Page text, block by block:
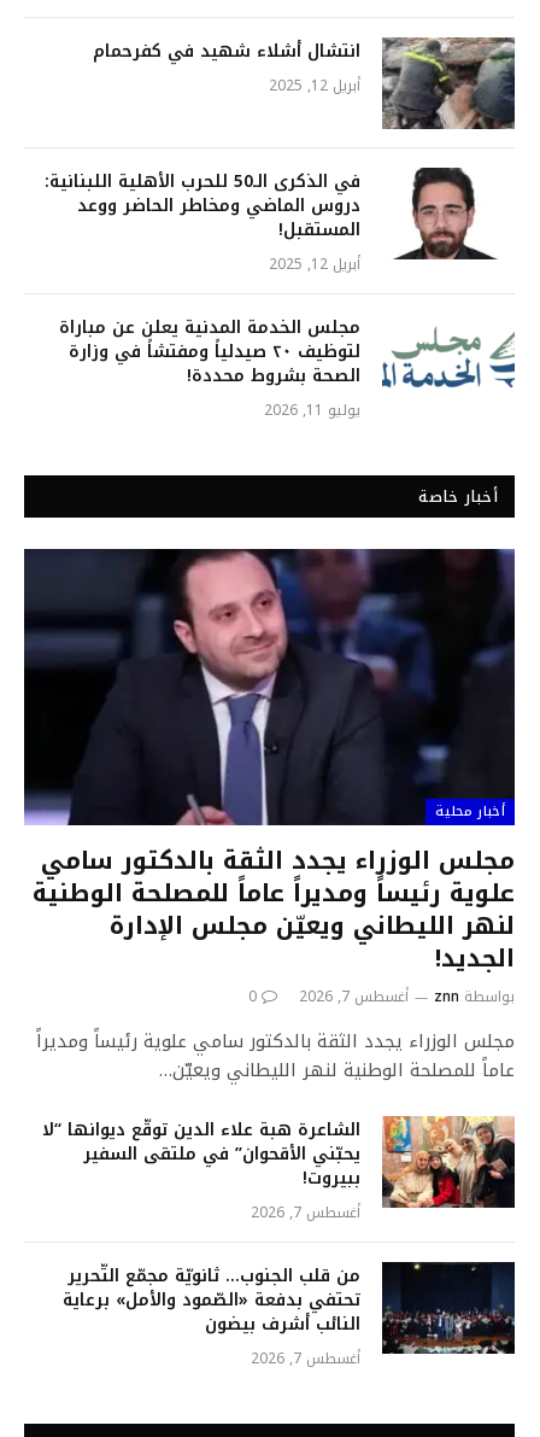
انتشال أشلاء شهيد في كفرحمام
أبريل 12, 2025
في الذكرى الـ50 للحرب الأهلية اللبنانية:
دروس الماضي ومخاطر الحاضر ووعد
المستقبل!
أبريل 12, 2025
مجلس الخدمة المدنية يعلن عن مباراة
لتوظيف ٢٠ صيدلياً ومفتشاً في وزارة
الصحة بشروط محددة!
يوليو 11, 2026
أخبار خاصة
أخبار محلية
مجلس الوزراء يجدد الثقة بالدكتور سامي
علوية رئيساً ومديراً عاماً للمصلحة الوطنية
لنهر الليطاني ويعيّن مجلس الإدارة
الجديد!
بواسطة znn أغسطس 7, 2026 0
مجلس الوزراء يجدد الثقة بالدكتور سامي علوية رئيساً ومديراً
عاماً للمصلحة الوطنية لنهر الليطاني ويعيّن…
الشاعرة هبة علاء الدين توقّع ديوانها “لا
يحبّني الأقحوان” في ملتقى السفير
ببيروت!
أغسطس 7, 2026
من قلب الجنوب… ثانويّة مجمّع التّحرير
تحتفي بدفعة «الصّمود والأمل» برعاية
النائب أشرف بيضون
أغسطس 7, 2026